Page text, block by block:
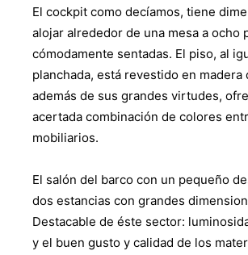
El cockpit como decíamos, tiene
alojar alrededor de una mesa a ocho
cómodamente sentadas. El piso, al
planchada, está revestido en madera
además de sus grandes virtudes,
acertada combinación de colores
mobiliarios.
El salón del barco con un pequeño
dos estancias con grandes
Destacable de éste sector:
y el buen gusto y calidad de los